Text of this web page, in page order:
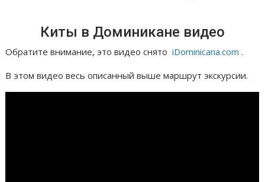
Киты в Доминикане видео
Обратите внимание, это видео снятоiDominicana.com .
В этом видео весь описанный выше маршрут экскурсии.